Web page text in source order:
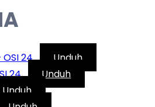
OSI 24
Unduh
24
Unduh
Unduh